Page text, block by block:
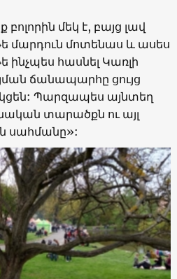
մեկ է, բայց լավ
մարդուն մոտենաս և ասես
ինչպես հասնել Կառլի
ճանապարհը ցույց
Պարզապես այնտեղ
տարածքն ու այլ
սահմանը»: